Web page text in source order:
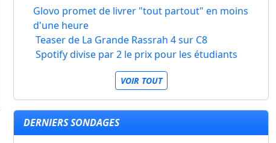
Glovo promet de livrer "tout partout" en moins
d'une heure
Teaser de La Grande Rassrah 4 sur C8
Spotify divise par 2 le prix pour les étudiants
VOIR TOUT
DERNIERS SONDAGES